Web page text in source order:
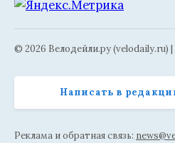
© 2026 Велодейли.ру (velodaily.ru) |
Написать в
Реклама и обратная связь: